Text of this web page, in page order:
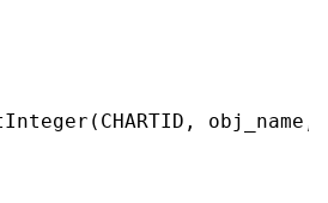
( CHARTID , obj_name